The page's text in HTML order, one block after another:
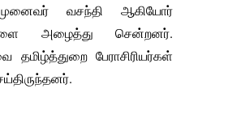
வசந்தி ஆகியோர்
அழைத்து சென்றனர்.
தமிழ்த்துறை பேராசிரியர்கள்